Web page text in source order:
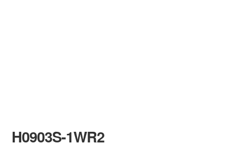
H0903S-1WR2